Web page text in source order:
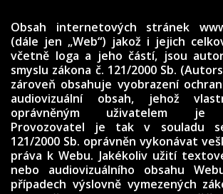
Obsah internetových stránek
(dále jen „Web“) jakož i jejich
včetně loga a jeho částí, jsou
smyslu zákona č. 121/2000 Sb.
zároveň obsahuje vyobrazení
audiovizuální obsah, jehož
oprávněným uživatelem je
Provozovatel je tak v souladu
121/2000 Sb. oprávněn vykonávat
práva k Webu. Jakékoliv užití
nebo audiovizuálního obsahu
případech výslovně vymezených